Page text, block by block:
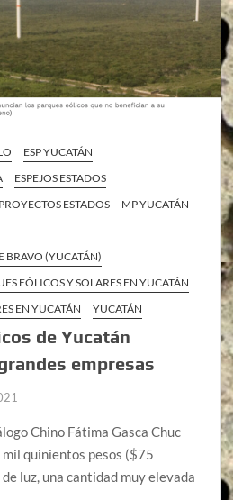
ESP YUCATÁN
ESPEJOS ESTADOS
ESTADOS
MP YUCATÁN
BRAVO (YUCATÁN)
EÓLICOS Y SOLARES EN YUCATÁN
EN YUCATÁN
YUCATÁN
de Yucatán
empresas
Chino Fátima Gasca Chuc
quinientos pesos ($75
luz, una cantidad muy elevada